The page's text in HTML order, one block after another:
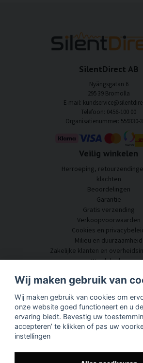
SilentDirect AB
Nyängsgatan 6
295 39 Bromölla
E-mail:
Telefoon: 0456-100 00
Organisatienummer: 559330-
Veilig winkelen
Herroeping,
klachten
Beoordelingen
Garantie
Gratis verzending
Verkoopvoorwaarden
Cookies en
Milieu en duurzaamheid
Zakelijke klanten en
Word dealer
Klantenservice
Neem contact met ons
Akoestisch advies
Montage en installatie
Vragen en antwoorden
Volg uw pakket hier
Wij maken gebruik van
Wij maken gebruik van cookies om
onze website goed functioneert en u
ervaring biedt. Bevestig uw
accepteren’ te klikken of pas uw
instellingen